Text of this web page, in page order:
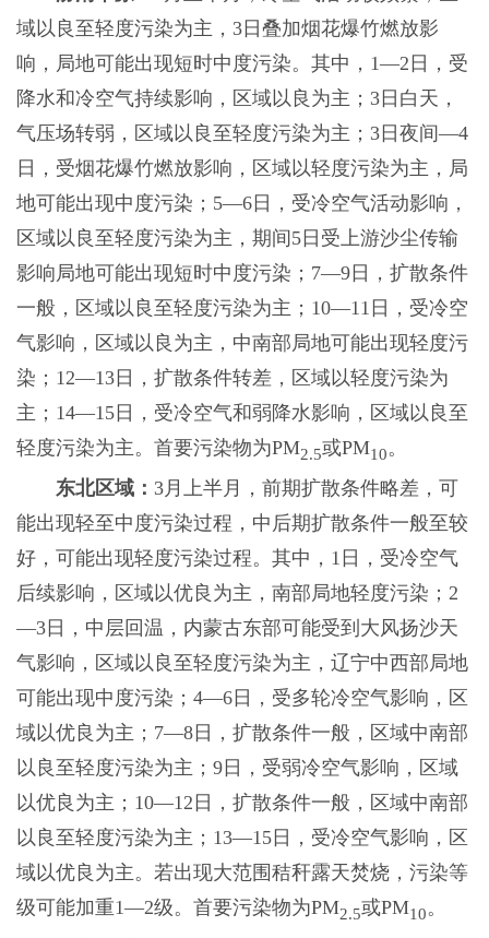
域以良至轻度污染为主，3日叠加烟花爆竹燃放影
响，局地可能出现短时中度污染。其中，1—2日，受
降水和冷空气持续影响，区域以良为主；3日白天，
气压场转弱，区域以良至轻度污染为主；3日夜间—4
日，受烟花爆竹燃放影响，区域以轻度污染为主，局
地可能出现中度污染；5—6日，受冷空气活动影响，
区域以良至轻度污染为主，期间5日受上游沙尘传输
影响局地可能出现短时中度污染；7—9日，扩散条件
一般，区域以良至轻度污染为主；10—11日，受冷空
气影响，区域以良为主，中南部局地可能出现轻度污
染；12—13日，扩散条件转差，区域以轻度污染为
主；14—15日，受冷空气和弱降水影响，区域以良至
轻度污染为主。首要污染物为PM2.5或PM10。
东北区域： 3月上半月，前期扩散条件略差，可
能出现轻至中度污染过程，中后期扩散条件一般至较
好，可能出现轻度污染过程。其中，1日，受冷空气
后续影响，区域以优良为主，南部局地轻度污染；2
—3日，中层回温，内蒙古东部可能受到大风扬沙天
气影响，区域以良至轻度污染为主，辽宁中西部局地
可能出现中度污染；4—6日，受多轮冷空气影响，区
域以优良为主；7—8日，扩散条件一般，区域中南部
以良至轻度污染为主；9日，受弱冷空气影响，区域
以优良为主；10—12日，扩散条件一般，区域中南部
以良至轻度污染为主；13—15日，受冷空气影响，区
域以优良为主。若出现大范围秸秆露天焚烧，污染等
级可能加重1—2级。首要污染物为PM2.5或PM10。